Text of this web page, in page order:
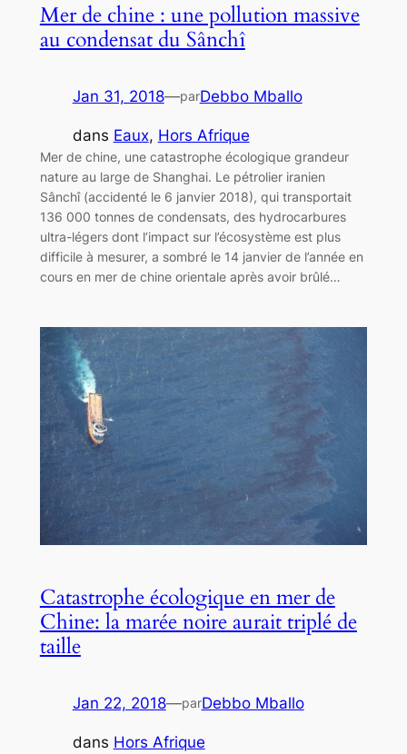
Mer de chine : une pollution massive
au condensat du Sânchî
Jan 31, 2018—parDebbo Mballo
dans Eaux, Hors Afrique
Mer de chine, une catastrophe écologique grandeur
nature au large de Shanghai. Le pétrolier iranien
Sânchî (accidenté le 6 janvier 2018), qui transportait
136 000 tonnes de condensats, des hydrocarbures
ultra-légers dont l’impact sur l’écosystème est plus
difficile à mesurer, a sombré le 14 janvier de l’année en
cours en mer de chine orientale après avoir brûlé…
Catastrophe écologique en mer de
Chine: la marée noire aurait triplé de
taille
Jan 22, 2018—parDebbo Mballo
dans Hors Afrique